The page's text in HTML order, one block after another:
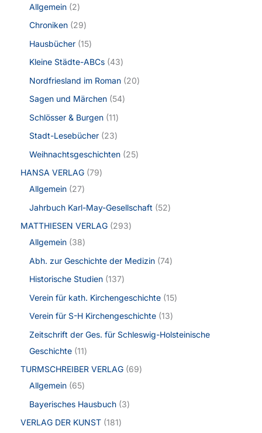
Allgemein 2
Chroniken 29
Hausbücher 15
Kleine Städte-ABCs 43
Nordfriesland im Roman 20
Sagen und Märchen 54
Schlösser & Burgen 11
Stadt-Lesebücher 23
Weihnachtsgeschichten 25
HANSA VERLAG 79
Allgemein 27
Jahrbuch Karl-May-Gesellschaft
52
MATTHIESEN VERLAG 293
Allgemein 38
Abh. zur Geschichte der Medizin 74
Historische Studien 137
Verein für kath. Kirchengeschichte 15
Verein für S-H Kirchengeschichte 13
Zeitschrift der Ges. für Schleswig-Holsteinische
Geschichte 11
TURMSCHREIBER VERLAG 69
Allgemein 65
Bayerisches Hausbuch 3
VERLAG DER KUNST 181